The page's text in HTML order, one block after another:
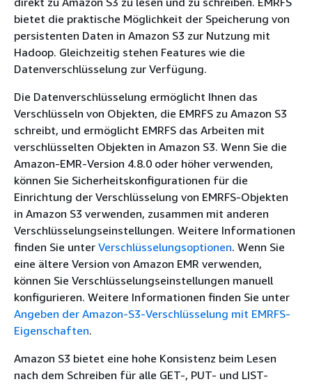
bietet die praktische Möglichkeit der Speicherung von
persistenten Daten in Amazon S3 zur Nutzung mit
Hadoop. Gleichzeitig stehen Features wie die
Datenverschlüsselung zur Verfügung.
Die Datenverschlüsselung ermöglicht Ihnen das
Verschlüsseln von Objekten, die EMRFS zu Amazon S3
schreibt, und ermöglicht EMRFS das Arbeiten mit
verschlüsselten Objekten in Amazon S3. Wenn Sie die
Amazon-EMR-Version 4.8.0 oder höher verwenden,
können Sie Sicherheitskonfigurationen für die
Einrichtung der Verschlüsselung von EMRFS-Objekten
in Amazon S3 verwenden, zusammen mit anderen
Verschlüsselungseinstellungen. Weitere Informationen
finden Sie unter Verschlüsselungsoptionen. Wenn Sie
eine ältere Version von Amazon EMR verwenden,
können Sie Verschlüsselungseinstellungen manuell
konfigurieren. Weitere Informationen finden Sie unter
Angeben der Amazon-S3-Verschlüsselung mit EMRFS-
Eigenschaften.
Amazon S3 bietet eine hohe Konsistenz beim Lesen
nach dem Schreiben für alle GET-, PUT- und LIST-